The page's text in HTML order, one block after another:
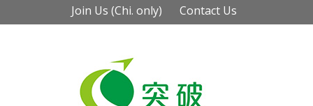
Join Us (Chi. only) Contact Us